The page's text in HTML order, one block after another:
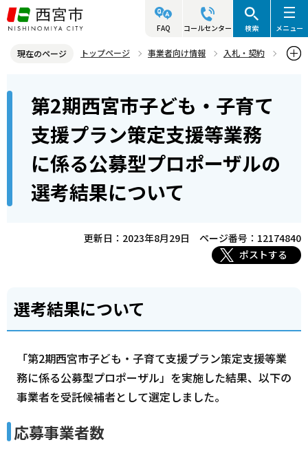
こ
の
ジ
FAQ コールセンター 検索 メニュー
現在のページ トップページ 事業者向け情報
入札・契約
プロポーザル等結果公表
第2期西宮市子ども・子育て支援プラン策定支援等業務に係る公募型
プロポーザルの選考結果について
第2期西宮市子ども・子育て
支援プラン策定支援等業務
に係る公募型プロポーザルの
選考結果について
更新日：2023年8月29日
ページ番号：12174840
ポストする
選考結果について
「第2期西宮市子ども・子育て支援プラン策定支援等業
務に係る公募型プロポーザル」を実施した結果、以下の
事業者を受託候補者として選定しました。
応募事業者数